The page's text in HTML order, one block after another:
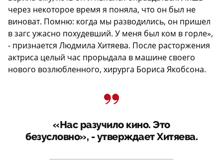
через некоторое время я поняла, что он был не
виноват. Помню: когда мы разводились, он пришел
в загс ужасно похудевший. У меня был ком в горле»,
- признается Людмила Хитяева. После расторжения
актриса целый час прорыдала в машине своего
нового возлюбленного, хирурга Бориса Якобсона.
«Нас разучило кино. Это
безусловно», - утверждает Хитяева.